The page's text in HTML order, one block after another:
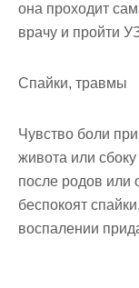
она проходит
врачу и пройти
Спайки, травмы
Чувство боли
живота или
после родов или
беспокоят
воспалении